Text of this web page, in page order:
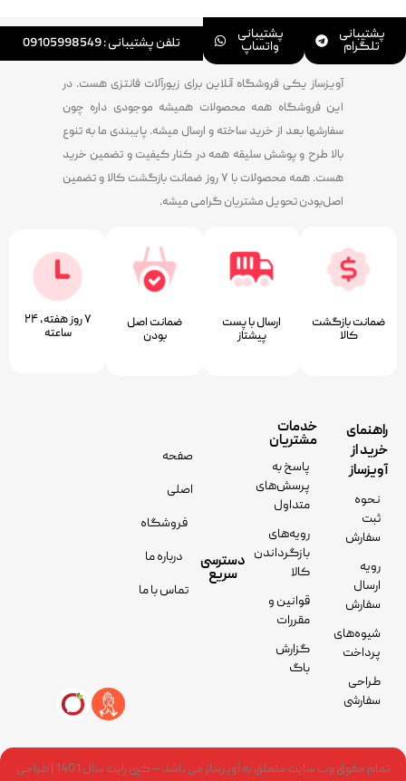
پشتیبانی
تلگرام
پشتیبانی
واتساپ تلفن پشتیبانی : 09105998549
آویزساز یکی فروشگاه آنلاین برای زیورآلات فانتزی هست. در
این فروشگاه همه محصولات همیشه موجودی داره چون
سفارشها بعد از خرید ساخته و ارسال میشه. پایبندی ما به تنوع
بالا طرح و پوشش سلیقه همه در کنار کیفیت و تضمین خرید
هست. همه محصولات با ۷ روز ضمانت بازگشت کالا و تضمین
اصل‌بودن تحویل مشتریان گرامی میشه.
ضمانت بازگشت
کالا
ارسال با پست
پیشتاز
ﺿﻤﺎﻧﺖ اﺻﻞ
ﺑﻮدن
۷ روز ﻫﻔﺘﻪ، ۲۴
ﺳﺎﻋﺘﻪ
راهنمای
خرید از
آویزساز
نحوه
ثبت
سفارش
رویه
ارسال
سفارش
شیوه‌های
پرداخت
طراحی
سفارشی
خدمات
مشتریان
پاسخ به
پرسش‌های
متداول
رویه‌های
بازگرداندن
کالا
قوانین و
مقررات
گزارش
باگ
دسترسی
سریع
صفحه
اصلی
فروشگاه
درباره ما
تماس با ما
تمام حقوق وب سایت متعلق به آویزساز می باشد – کپی رایت سال 1401 | طراحی